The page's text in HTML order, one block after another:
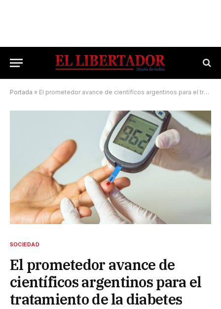
Portada » El prometedor avance de científicos argentinos para el tratamiento de la diabetes
SOCIEDAD
El prometedor avance de
científicos argentinos para el
tratamiento de la diabetes